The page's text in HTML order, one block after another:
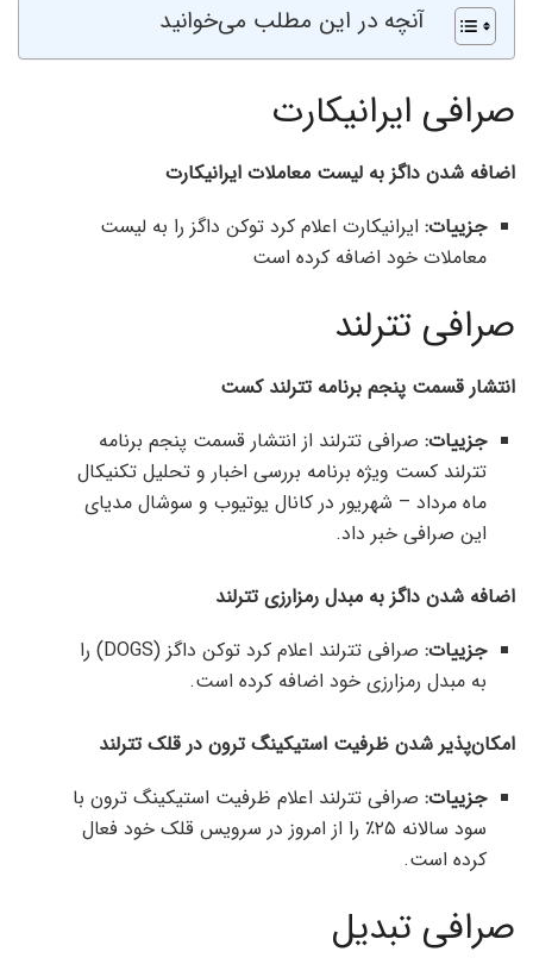
آنچه در این مطلب می‌خوانید
صرافی ایرانیکارت
اضافه شدن داگز به لیست معاملات ایرانیکارت
جزییات: ایرانیکارت اعلام کرد توکن داگز را به لیست
معاملات خود اضافه کرده است
صرافی تترلند
انتشار قسمت پنجم برنامه تترلند کست
جزییات: صرافی تترلند از انتشار قسمت پنجم برنامه
تترلند کست ویژه برنامه بررسی اخبار و تحلیل تکنیکال
ماه مرداد – شهریور در کانال یوتیوب و سوشال مدیای
این صرافی خبر داد.
اضافه شدن داگز به مبدل رمزارزی تترلند
جزییات:
صرافی تترلند اعلام کرد توکن داگز (DOGS) را
به مبدل رمزارزی خود اضافه کرده است.
امکان‌پذیر شدن ظرفیت استیکینگ ترون در قلک تترلند
جزییات: صرافی تترلند اعلام ظرفیت استیکینگ ترون با
سود سالانه ۲۵٪ را از امروز در سرویس قلک خود فعال
کرده است.
صرافی تبدیل